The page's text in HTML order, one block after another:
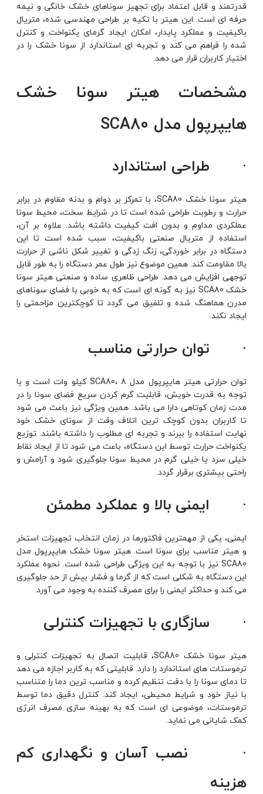
قدرتمند و قابل اعتماد برای تجهیز سوناهای خشک خانگی و نیمه
حرفه ای است. این هیتر با تکیه بر طراحی مهندسی ‌شده، متریال
باکیفیت و عملکرد پایدار، امکان ایجاد گرمای یکنواخت و کنترل
‌شده را فراهم می ‌کند و تجربه ‌ای استاندارد از سونا خشک را در
اختیار کاربران قرار می ‌دهد.
مشخصات هیتر سونا خشک
هایپرپول مدل SCA80
· طراحی استاندارد
هیتر سونا خشک SCA80، با تمرکز بر دوام و بدنه مقاوم در برابر
حرارت و رطوبت طراحی شده است تا در شرایط سخت، محیط سونا
عملکردی مداوم و بدون افت کیفیت داشته باشد. علاوه بر آن،
استفاده از متریال صنعتی باکیفیت، سبب شده است تا این
دستگاه در برابر خوردگی، زنگ ‌زدگی و تغییر شکل ناشی از حرارت
بالا مقاومت کند. همین موضوع نیز طول عمر دستگاه را به ‌طور قابل
‌توجهی افزایش ‌می دهد. طراحی ظاهری ساده و صنعتی هیتر سونا
خشک SCA80 نیز به گونه ای است که به‌ خوبی با فضای سوناهای
مدرن هماهنگ شده و تلفیق می گردد تا کوچکترین مزاحمتی را
ایجاد نکند.
· توان حرارتی مناسب
توان حرارتی هیتر هایپرپول مدل SCA80، 8 کیلو وات است و با
توجه به قدرت خویش، قابلیت گرم کردن سریع فضای سونا را در
مدت زمان کوتاهی دارا می باشد. همین ویژگی نیز باعث می شود
تا کاربران بدون کوچک ترین اتلاف وقت از سونای خشک خود
نهایت استفاده را ببرند و تجربه ای مطلوب را داشته باشند. توزیع
یکنواخت حرارت توسط این دستگاه، باعث می شود تا از ایجاد نقاط
خیلی سرد یا خیلی گرم در محیط سونا جلوگیری شود و آرامش و
راحتی بیشتری برقرار گردد.
· ایمنی بالا و عملکرد مطمئن
ایمنی، یکی از مهمترین فاکتورها در زمان انتخاب تجهیزات استخر
و هیتر مناسب برای سونا است. هیتر سونا خشک هایپرپول مدل
SCA80 نیز با توجه به این ویژگی طراحی شده است. نحوه عملکرد
این دستگاه به شکلی است که از گرما و فشار بیش از حد جلوگیری
می کند و حداکثر ایمنی را برای مصرف کننده به وجود می آورد.
· سازگاری با تجهیزات کنترلی
هیتر سونا خشک SCA80، قابلیت اتصال به تجهیزات کنترلی و
ترموستات های استاندارد را دارد. قابلیتی که به کاربر اجازه می دهد
تا دمای سونا را با دقت تنظیم کرده و مناسب ترین دما را متناسب
با نیاز خود و شرایط محیطی، ایجاد کند. کنترل دقیق دما توسط
ترموستات، موضوعی ای است که به بهینه سازی مصرف انرژی
کمک شایانی می نماید.
· نصب آسان و نگهداری کم
هزینه